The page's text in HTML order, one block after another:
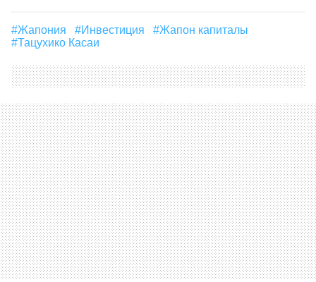
#Жапония #инвестиция
#жапон капиталы
#Тацухико Касаи